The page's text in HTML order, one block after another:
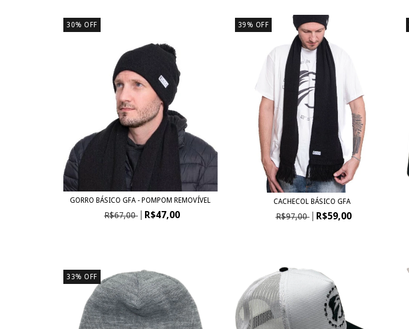
30% OFF
GORRO BÁSICO GFA - POMPOM REMOVÍVEL
R$67,00 R$47,00
39% OFF
CACHECOL BÁSICO GFA
R$97,00 R$59,00
33% OFF